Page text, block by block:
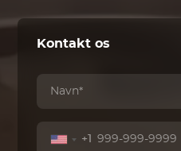
Kontakt os
+1